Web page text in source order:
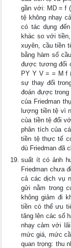
gần với: MD = f
tệ không nhạy
có tác dụng
khác so với
xuyên, cầu tiền
bằng hàm số
được tương đối
PY Y V = = M f
sự thay đổi
đoán được
của Friedman
lượng tiền tệ vì
của tiền tệ đối
phân tích của
tiền tệ thực tế
dù Friedman đã
suất ít có ảnh
Friedman chưa
cả các dịch vụ
gửi nằm trong
không giảm đi
tiền có thể ưu
tăng lên các số
nhạy cảm với
mức giá, mức
quan trọng: thu